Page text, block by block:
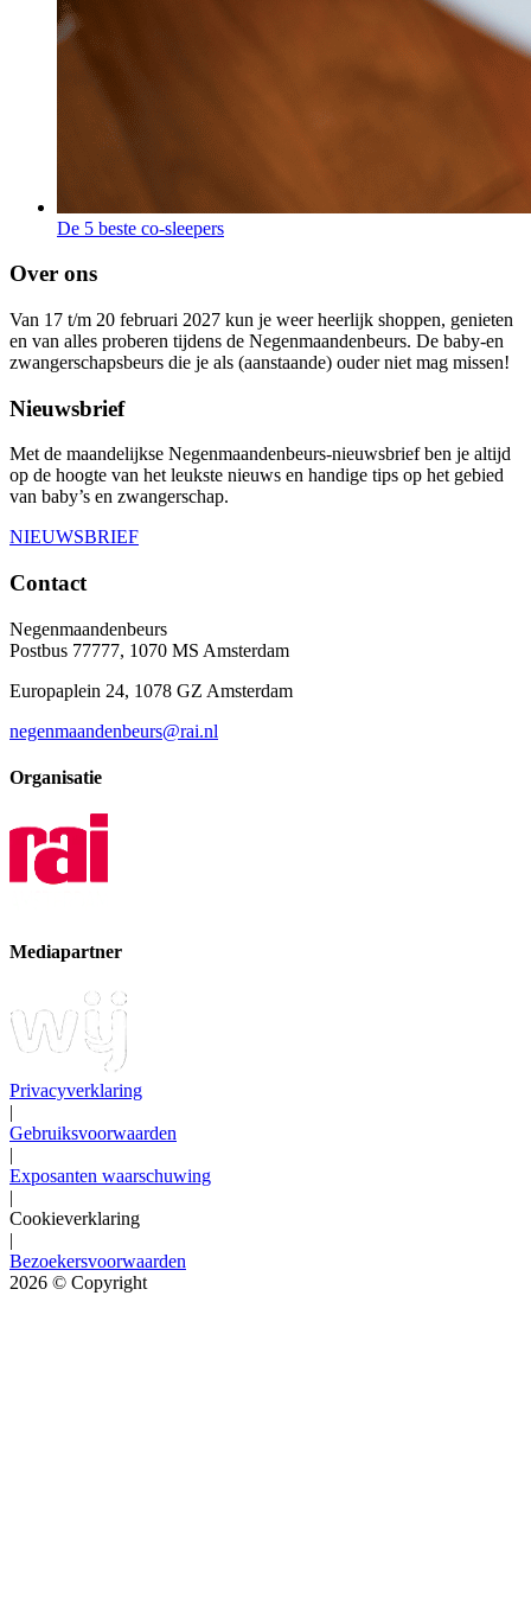
De 5 beste co-sleepers
Over ons
Van 17 t/m 20 februari 2027 kun je weer heerlijk shoppen, genieten
en van alles proberen tijdens de Negenmaandenbeurs. De baby-en
zwangerschapsbeurs die je als (aanstaande) ouder niet mag missen!
Nieuwsbrief
Met de maandelijkse Negenmaandenbeurs-nieuwsbrief ben je altijd
op de hoogte van het leukste nieuws en handige tips op het gebied
van baby’s en zwangerschap.
NIEUWSBRIEF
Contact
Negenmaandenbeurs
Postbus 77777, 1070 MS Amsterdam
Europaplein 24, 1078 GZ Amsterdam
negenmaandenbeurs@rai.nl
Organisatie
Mediapartner
Privacyverklaring
|
Gebruiksvoorwaarden
|
Exposanten waarschuwing
|
Cookieverklaring
|
Bezoekersvoorwaarden
2026 © Copyright